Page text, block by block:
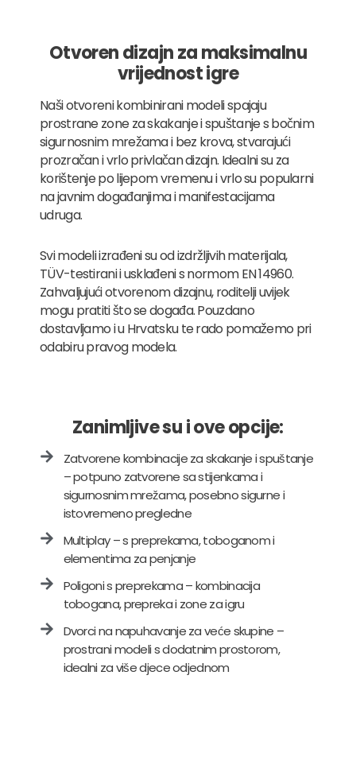
Otvoren dizajn za maksimalnu
vrijednost igre
Naši otvoreni kombinirani modeli spajaju
prostrane zone za skakanje i spuštanje s bočnim
sigurnosnim mrežama i bez krova, stvarajući
prozračan i vrlo privlačan dizajn. Idealni su za
korištenje po lijepom vremenu i vrlo su popularni
na javnim događanjima i manifestacijama
udruga.
Svi modeli izrađeni su od izdržljivih materijala,
TÜV-testirani i usklađeni s normom EN 14960.
Zahvaljujući otvorenom dizajnu, roditelji uvijek
mogu pratiti što se događa. Pouzdano
dostavljamo i u Hrvatsku te rado pomažemo pri
odabiru pravog modela.
Zanimljive su i ove opcije:
Zatvorene kombinacije za skakanje i spuštanje
– potpuno zatvorene sa stijenkama i
sigurnosnim mrežama, posebno sigurne i
istovremeno pregledne
Multiplay – s preprekama, toboganom i
elementima za penjanje
Poligoni s preprekama – kombinacija
tobogana, prepreka i zone za igru
Dvorci na napuhavanje za veće skupine –
prostrani modeli s dodatnim prostorom,
idealni za više djece odjednom